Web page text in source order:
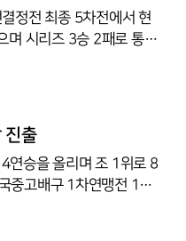
정전 최종 5차전에서 현
시리즈 3승 2패로 통합
종전에서 마쏘(17점)·정
한 뒤 김민재의 속공 쐐
후 2년 만이다. 올 시즌
진출
연승을 올리며 조 1위로 8
중고배구 1차연맹전 18
5개팀이 편성된 조에서